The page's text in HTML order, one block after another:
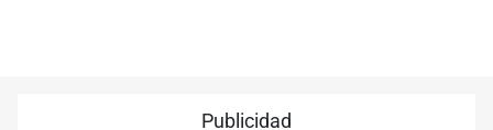
Publicidad